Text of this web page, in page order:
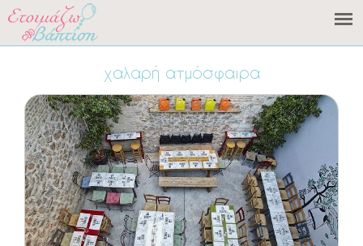
χαλαρή ατμόσφαιρα